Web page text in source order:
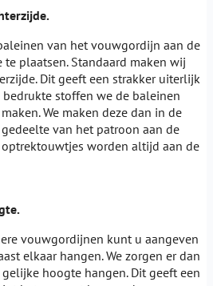
van het vouwgordijn aan de
plaatsen. Standaard maken wij
Dit geeft een strakker uiterlijk
stoffen we de baleinen
We maken deze dan in de
van het patroon aan de
worden altijd aan de
vouwgordijnen kunt u aangeven
elkaar hangen. We zorgen er dan
hoogte hangen. Dit geeft een